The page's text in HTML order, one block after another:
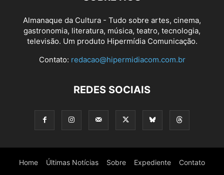
Almanaque da Cultura - Tudo sobre artes, cinema,
gastronomia, literatura, música, teatro, tecnologia,
televisão. Um produto Hipermídia Comunicação.
Contato: redacao@hipermidiacom.com.br
REDES SOCIAIS
Home Últimas Notícias Sobre Expediente Contato